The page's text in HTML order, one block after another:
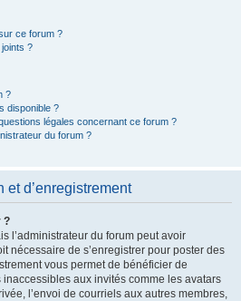
ce forum ?
?
?
disponible ?
légales concernant ce forum ?
du forum ?
et d’enregistrement
?
l’administrateur du forum peut avoir
nécessaire de s’enregistrer pour poster des
vous permet de bénéficier de
aux invités comme les avatars
l’envoi de courriels aux autres membres,